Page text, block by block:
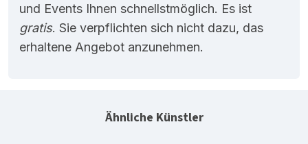
und Events Ihnen schnellstmöglich. Es ist
gratis. Sie verpflichten sich nicht dazu, das
erhaltene Angebot anzunehmen.
Ähnliche Künstler